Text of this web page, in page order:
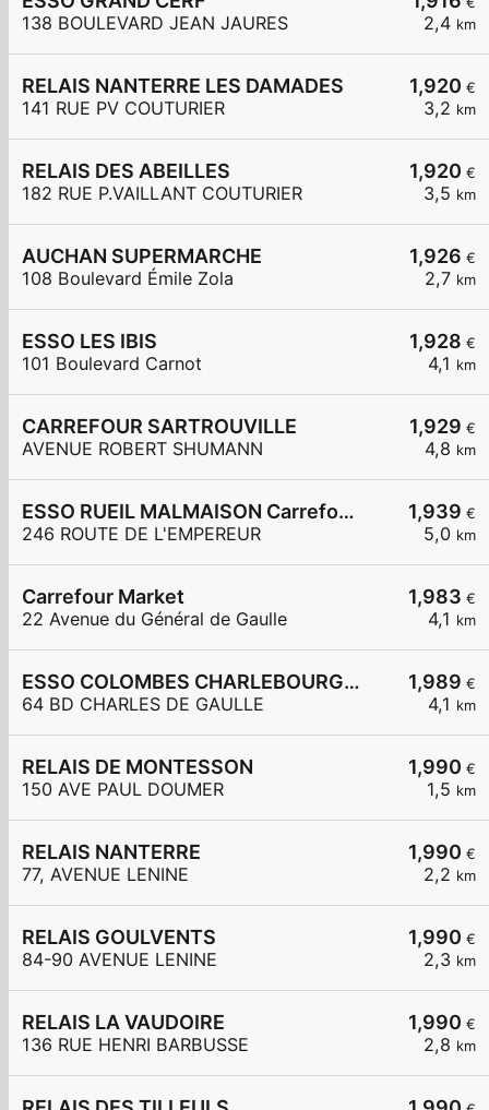
2,4 km
138 BOULEVARD JEAN JAURES
1,920 €
3,2 km
RELAIS NANTERRE LES DAMADES
141 RUE PV COUTURIER
1,920 €
3,5 km
RELAIS DES ABEILLES
182 RUE P.VAILLANT COUTURIER
1,926 €
2,7 km
AUCHAN SUPERMARCHE
108 Boulevard Émile Zola
1,928 €
4,1 km
ESSO LES IBIS
101 Boulevard Carnot
1,929 €
4,8 km
CARREFOUR SARTROUVILLE
AVENUE ROBERT SHUMANN
1,939 €
5,0 km
ESSO RUEIL MALMAISON Carrefour Express
246 ROUTE DE L'EMPEREUR
1,983 €
4,1 km
Carrefour Market
22 Avenue du Général de Gaulle
1,989 €
4,1 km
ESSO COLOMBES CHARLEBOURG SUBWAY
64 BD CHARLES DE GAULLE
1,990 €
1,5 km
RELAIS DE MONTESSON
150 AVE PAUL DOUMER
1,990 €
2,2 km
RELAIS NANTERRE
77, AVENUE LENINE
1,990 €
2,3 km
RELAIS GOULVENTS
84-90 AVENUE LENINE
1,990 €
2,8 km
RELAIS LA VAUDOIRE
136 RUE HENRI BARBUSSE